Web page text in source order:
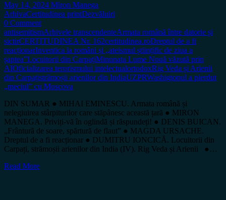
May 14, 2024 Miron Manega
ArhivaCertitudinea printDezvăluiri
0 Comment
antisemitismArhivele transcendenteArmata română între datorie și
sictirCERTITUDINEA Nr. 162certitudinea.roDreptul de a fi
reacționarInventica la români și „ateismul științific de ziua a
șaptea”Locuitorii din CarpațiMinunata Lume Nouă văzută prin
AIOficializarea terorismului intelectualortodoxRig Veda și Arienii
din Carpațistrămoșii arienilor din IndiaUZPRWashigtonul a pierdut
„meciul” cu Moscova
DIN SUMAR ● MIHAI EMINESCU. Armata română și
nelegiuirea stârpiturilor care stăpânesc această țară ● MIRON
MANEGA. Priviți-vă în oglindă și răspundeți! ● DENIS BUICAN.
„Frântură de soare, spărtură de flaut” ● MAGDA URSACHE.
Dreptul de a fi reacționar ● DUMITRU IONCICĂ. Locuitorii din
Carpați, strămoșii arienilor din India (IV). Rig Veda și Arienii ●…
Read More